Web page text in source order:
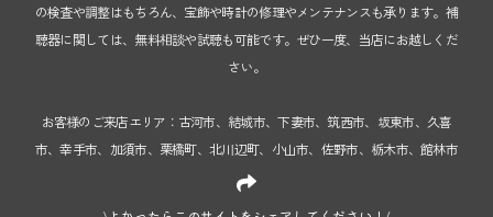
の検査や調整はもちろん、宝飾や時計の修理やメンテナンスも承ります。補
聴器に関しては、無料相談や試聴も可能です。ぜひ一度、当店にお越しくだ
さい。
お客様のご来店エリア：古河市、結城市、下妻市、筑西市、坂東市、久喜
市、幸手市、加須市、栗橋町、北川辺町、小山市、佐野市、栃木市、館林市